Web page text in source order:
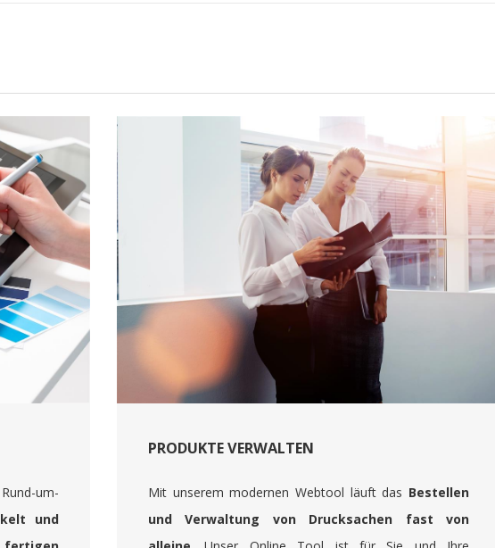
um-
und
PRODUKTE VERWALTEN
Mit unserem modernen Webtool läuft das Bestellen
und Verwaltung von Drucksachen fast von